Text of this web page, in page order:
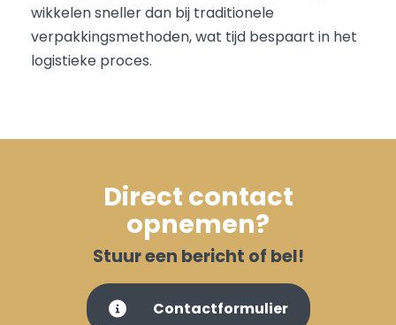
wikkelen sneller dan bij traditionele
verpakkingsmethoden, wat tijd bespaart in het
logistieke proces.
Direct contact
opnemen?
Stuur een bericht of bel!
Contactformulier